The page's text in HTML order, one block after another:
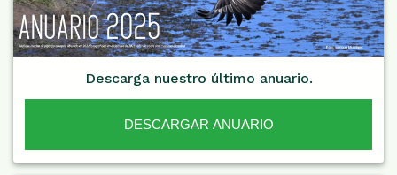
Descarga nuestro último anuario.
DESCARGAR ANUARIO